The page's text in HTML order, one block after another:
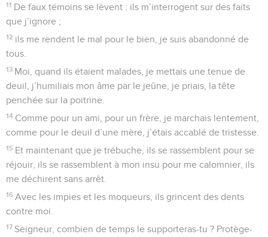
11 De faux témoins se lèvent : ils m’interrogent sur des faits
que j’ignore ;
12 ils me rendent le mal pour le bien, je suis abandonné de
tous.
13 Moi, quand ils étaient malades, je mettais une tenue de
deuil, j’humiliais mon âme par le jeûne, je priais, la tête
penchée sur la poitrine.
14 Comme pour un ami, pour un frère, je marchais lentement,
comme pour le deuil d’une mère, j’étais accablé de tristesse.
15 Et maintenant que je trébuche, ils se rassemblent pour se
réjouir, ils se rassemblent à mon insu pour me calomnier, ils
me déchirent sans arrêt.
16 Avec les impies et les moqueurs, ils grincent des dents
contre moi.
17 Seigneur, combien de temps le supporteras-tu ? Protège-